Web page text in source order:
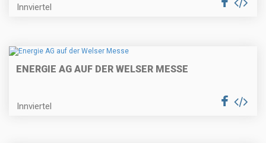
Innviertel
ENERGIE AG AUF DER WELSER MESSE
Innviertel